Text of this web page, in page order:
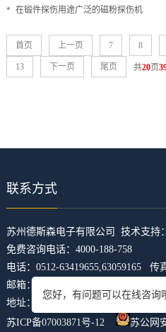
• 在锻件探伤用途广泛的磁粉探伤机
首页 上一页 7 8
13 下一页 尾页 共20页
联系方式
​苏州德斯森电子有限公司 技术支持：
免费咨询电话：4000-188-758
电话：0512-63419655,63059165 传
邮箱：z5421473@126.com
地址：江苏省苏州市吴中区临湖镇东
苏ICP备07003871号-12
苏公网
您好，有问题可以在线咨询